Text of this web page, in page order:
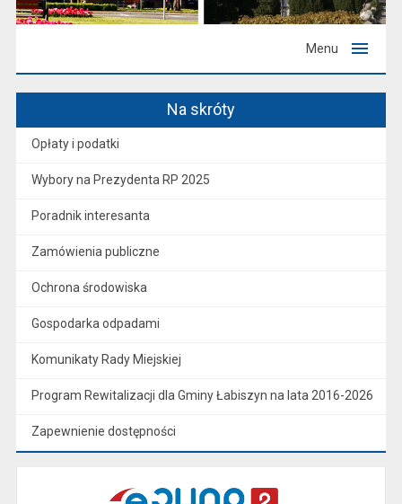
Menu
Na skróty
Opłaty i podatki
Wybory na Prezydenta RP 2025
Poradnik interesanta
Zamówienia publiczne
Ochrona środowiska
Gospodarka odpadami
Komunikaty Rady Miejskiej
Program Rewitalizacji dla Gminy Łabiszyn na lata 2016-2026
Zapewnienie dostępności